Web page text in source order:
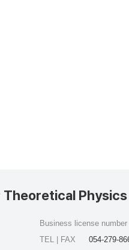
Physics
Business license number
TEL | FAX
054-279-